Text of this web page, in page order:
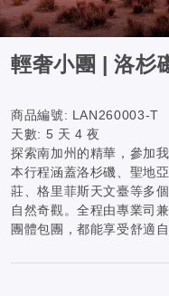
輕奢小團 | 洛杉
商品編號: LAN260003-T
天數: 5 天 4 夜
探索南加州的精華，參加
本行程涵蓋洛杉磯、聖地
莊、格里菲斯天文臺等多
自然奇觀。全程由專業司
團體包團，都能享受舒適自